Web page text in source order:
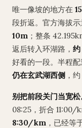
唯一像坡的地方在
段折返。官方海拔
10m ；整条
返后转入环湖路，
好看的一段。半程
仍在玄武湖西侧 ，
别把前段关门当宽松
08:25，折合 11:00/
8:30/km ，已经等